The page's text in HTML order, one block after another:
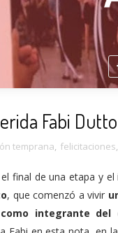
Fabi
temprana, felicitaciones,
final de una etapa y
, que comenzó a vivir
integrante del